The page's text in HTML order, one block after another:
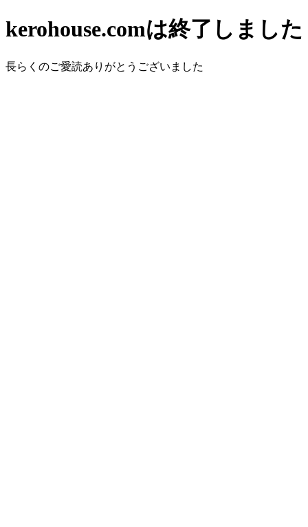
kerohouse.comは終了しました
長らくのご愛読ありがとうございました